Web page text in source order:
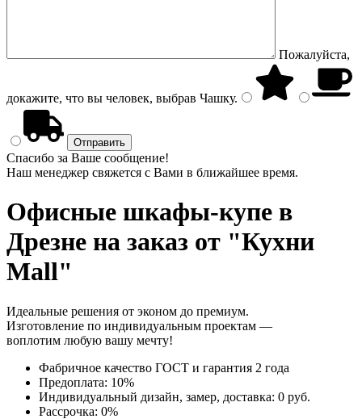
Пожалуйста,
докажите, что вы человек, выбрав Чашку.
Спасибо за Ваше сообщение!
Наш менеджер свяжется с Вами в ближайшее время.
Офисные шкафы-купе в
Дрезне на заказ от "Кухни
Mall"
Идеальные решения от эконом до премиум.
Изготовление по индивидуальным проектам —
воплотим любую вашу мечту!
Фабричное качество ГОСТ и гарантия 2 года
Предоплата: 10%
Индивидуальный дизайн, замер, доставка: 0 руб.
Рассрочка: 0%